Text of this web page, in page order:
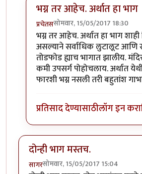
भग्न तर आहेच. अर्थात हा भाग
प्रचेतससोमवार, 15/05/2017 18:30
In reply toमस्त माहीतीby
भग्न तर आहेच. अर्थात हा भाग शाही
असल्याने सर्वाधिक लुटालूट आणि
तोडफोड ह्याच भागात झालीय.
कमी उपसर्ग पोहोचलाय. अर्थात
फारशी भग्न नसली तरी बहुतांश
प्रतिसाद देण्यासाठीलॉग इन करा
दोन्ही भाग मस्तच.
सागरसोमवार, 15/05/2017 15:04